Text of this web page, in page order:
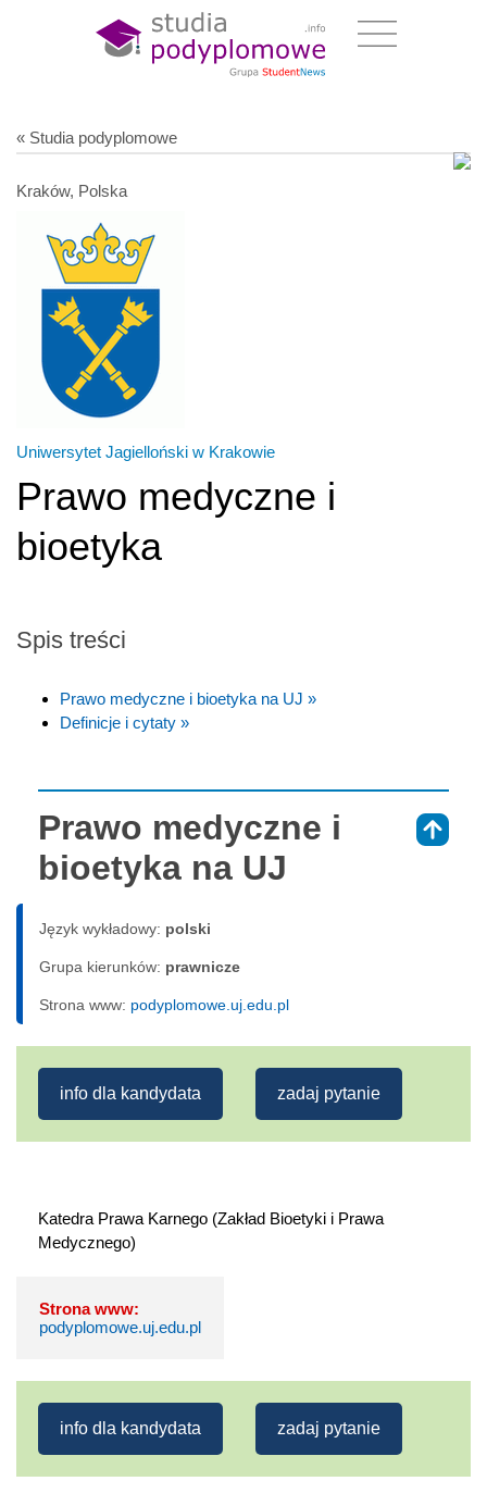
« Studia podyplomowe
Kraków, Polska
Uniwersytet Jagielloński w Krakowie
Prawo medyczne i
bioetyka
Spis treści
Prawo medyczne i bioetyka na UJ »
Definicje i cytaty »
Prawo medyczne i
bioetyka na UJ
Język wykładowy: polski
Grupa kierunków: prawnicze
Strona www: podyplomowe.uj.edu.pl
info dla kandydata zadaj pytanie
Katedra Prawa Karnego (Zakład Bioetyki i Prawa
Strona www:
podyplomowe.uj.edu.pl
info dla kandydata zadaj pytanie